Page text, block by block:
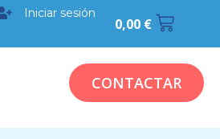
0,00 €
Iniciar sesión
CONTACTAR